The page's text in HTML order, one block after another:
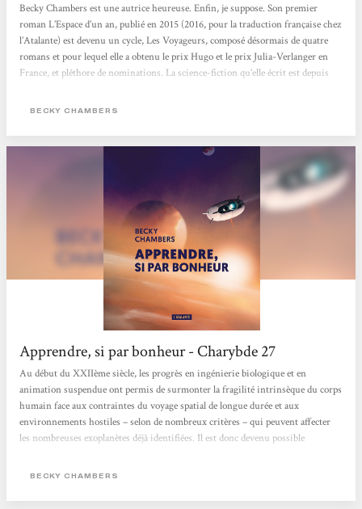
Becky Chambers est une autrice heureuse. Enfin, je suppose. Son premier
roman L’Espace d’un an, publié en 2015 (2016, pour la traduction française chez
l’Atalante) est devenu un cycle, Les Voyageurs, composé désormais de quatre
romans et pour lequel elle a obtenu le prix Hugo et le prix Julia-Verlanger en
France, et pléthore de nominations. La science-fiction qu’elle écrit est depuis
pas tardé à être propulsée cheffe de fil, le succès aidant. [...] Apprendre, si par
BECKY CHAMBERS
Apprendre, si par bonheur - Charybde 27
Au début du XXIIème siècle, les progrès en ingénierie biologique et en
animation suspendue ont permis de surmonter la fragilité intrinsèque du corps
humain face aux contraintes du voyage spatial de longue durée et aux
environnements hostiles – selon de nombreux critères – qui peuvent affecter
les nombreuses exoplanètes déjà identifiées. Il est donc devenu possible
L’un d’eux, dont fait partie la narratrice Ariadne O’Neill, ingénieure de vol, a
BECKY CHAMBERS